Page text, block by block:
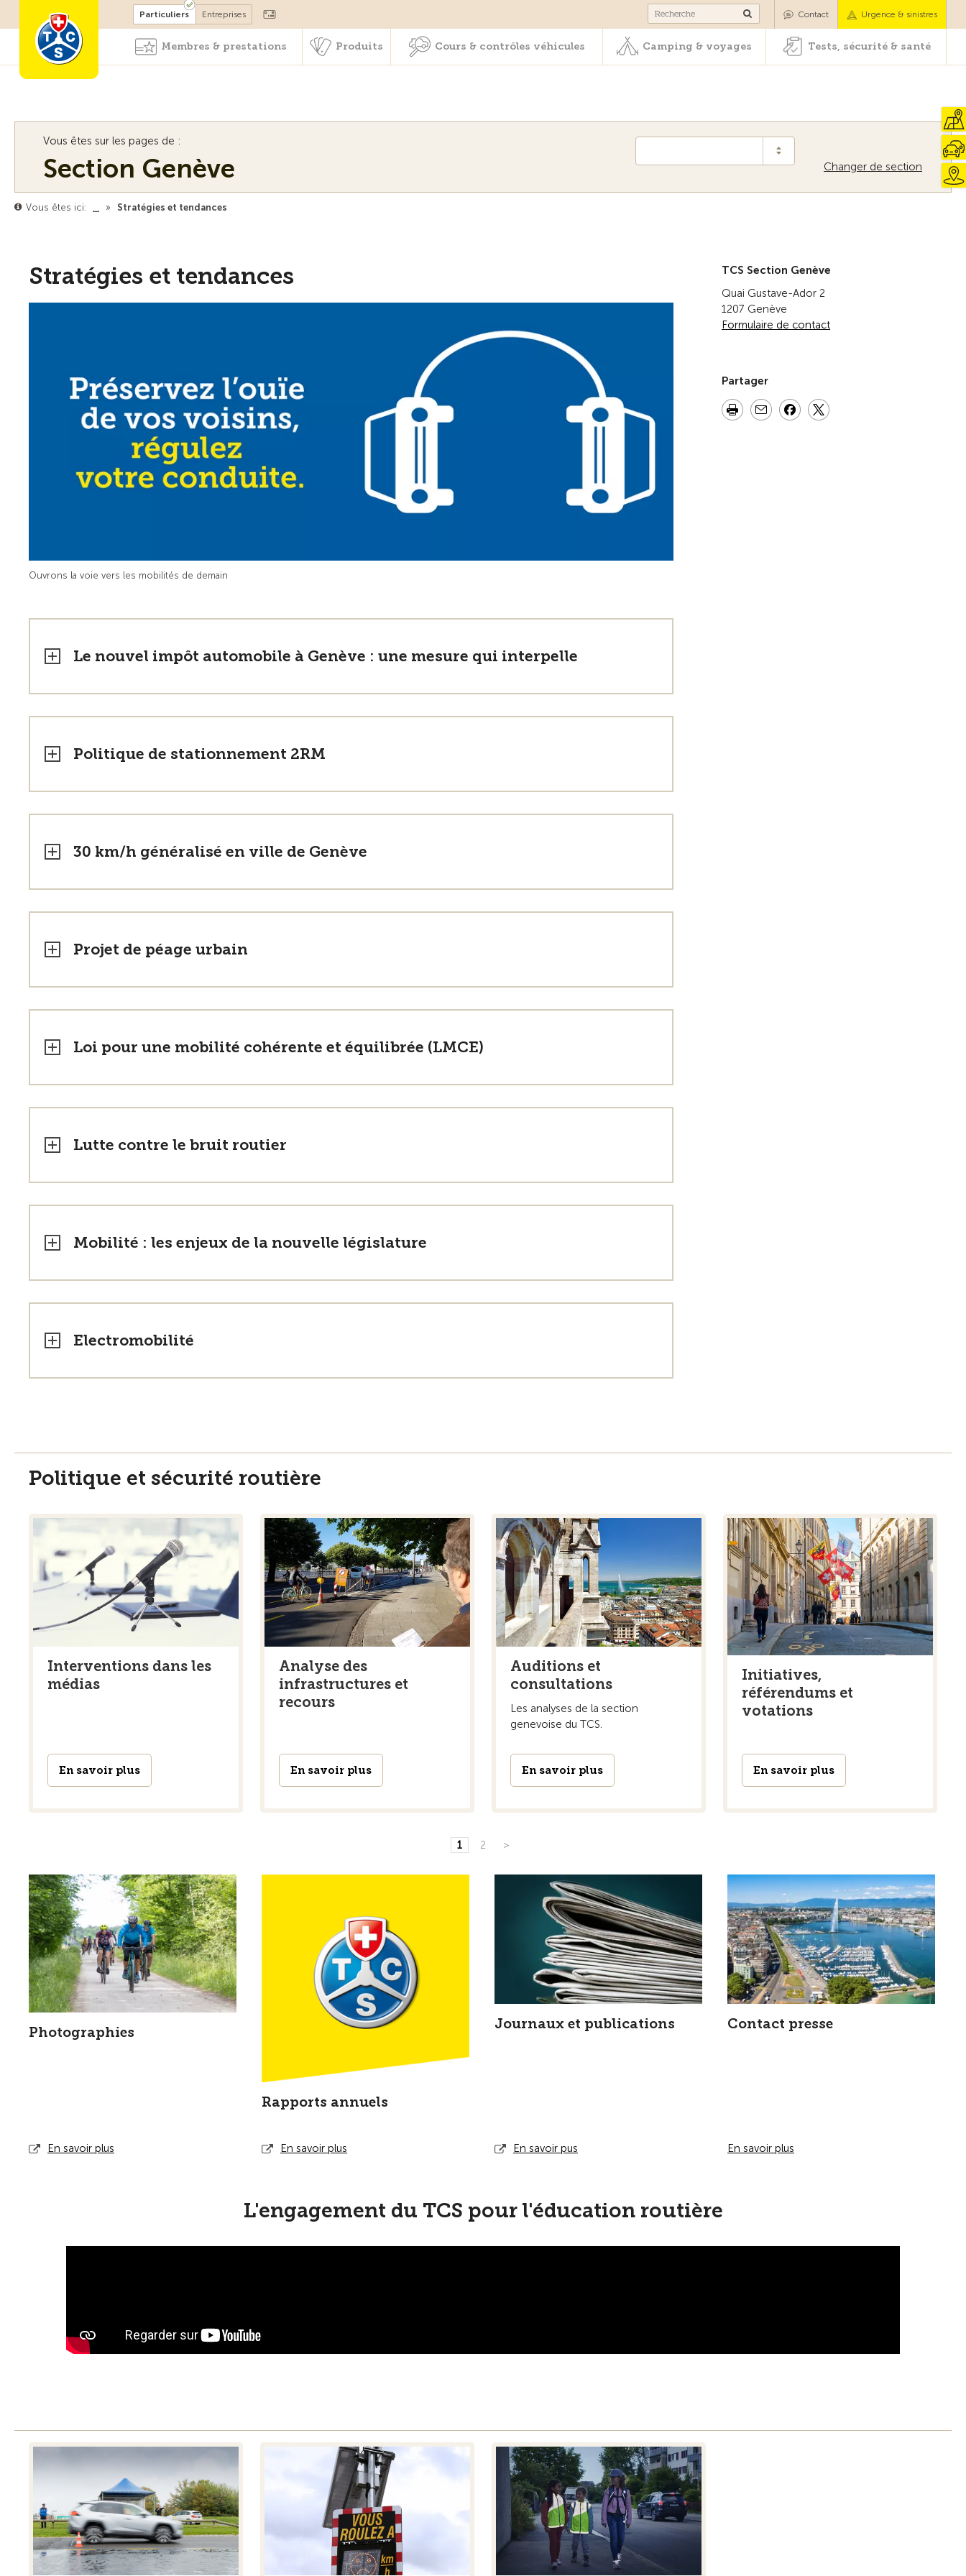
Devenir membre Camping & voyages Tests, sécurité & santé
Particuliers Entreprises Contact Urgence & sinistres
Membres & prestations Produits Cours & contrôles véhicules Camping & voyages Tests, sécurité & santé
Vous êtes sur les pages de :
Section Genève Changer de section
Vous êtes ici: … » Stratégies et tendances
Stratégies et tendances
Ouvrons la voie vers les mobilités de demain
Le nouvel impôt automobile à Genève : une mesure qui interpelle
Politique de stationnement 2RM
30 km/h généralisé en ville de Genève
Projet de péage urbain
Loi pour une mobilité cohérente et équilibrée (LMCE)
Lutte contre le bruit routier
Mobilité : les enjeux de la nouvelle législature
Electromobilité
TCS Section Genève
Quai Gustave-Ador 2
1207 Genève
Formulaire de contact
Partager
Politique et sécurité routière
Interventions dans les
médias
En savoir plus
Analyse des
infrastructures et
recours
En savoir plus
Auditions et
consultations
Les analyses de la section
genevoise du TCS.
En savoir plus
Initiatives,
référendums et
votations
En savoir plus
1 2 >
Photographies
En savoir plus
Rapports annuels
En savoir plus
Journaux et publications
En savoir pus
Contact presse
En savoir plus
L'engagement du TCS pour l'éducation routière